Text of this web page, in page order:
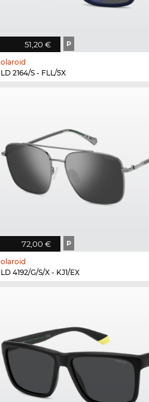
51,20 € P
2164/S - FLL/5X
72,00 € P
4192/G/S/X - KJ1/EX